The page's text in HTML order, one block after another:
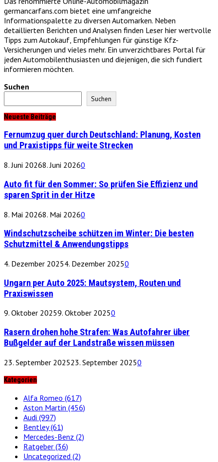
germancarfans.com bietet eine umfangreiche
Informationspalette zu diversen Automarken. Neben
detaillierten Berichten und Analysen finden Leser hier wertvolle
Tipps zum Autokauf, Empfehlungen für günstige Kfz-
Versicherungen und vieles mehr. Ein unverzichtbares Portal für
jeden Automobilenthusiasten und diejenigen, die sich fundiert
informieren möchten.
Suchen
Suchen
Neueste Beiträge
Fernumzug quer durch Deutschland: Planung, Kosten
und Praxistipps für weite Strecken
8. Juni 20268. Juni 20260
Auto fit für den Sommer: So prüfen Sie Effizienz und
sparen Sprit in der Hitze
8. Mai 20268. Mai 20260
Windschutzscheibe schützen im Winter: Die besten
Schutzmittel & Anwendungstipps
4. Dezember 20254. Dezember 20250
Ungarn per Auto 2025: Mautsystem, Routen und
Praxiswissen
9. Oktober 20259. Oktober 20250
Rasern drohen hohe Strafen: Was Autofahrer über
Bußgelder auf der Landstraße wissen müssen
23. September 202523. September 20250
Kategorien
Alfa Romeo (617)
Aston Martin (456)
Audi (997)
Bentley(61)
Mercedes-Benz (2)
Ratgeber (36)
Uncategorized (2)